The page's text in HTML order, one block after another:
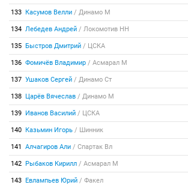
133 Касумов Велли / Динамо М
134 Лебедев Андрей / Локомотив НН
135 Быстров Дмитрий / ЦСКА
136 Фомичёв Владимир / Асмарал М
137 Ушаков Сергей / Динамо Ст
138 Царёв Вячеслав / Динамо М
139 Иванов Василий / ЦСКА
140 Казьмин Игорь / Шинник
141 Алчагиров Али / Спартак Вл
142 Рыбаков Кирилл / Асмарал М
143 Евлампьев Юрий / Факел